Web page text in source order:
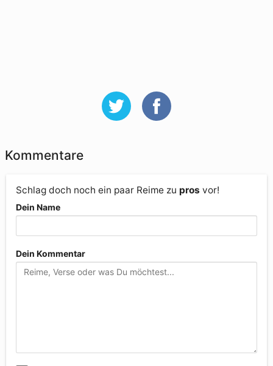
Kommentare
Schlag doch noch ein paar Reime zu pros vor!
Dein Name
Dein Kommentar